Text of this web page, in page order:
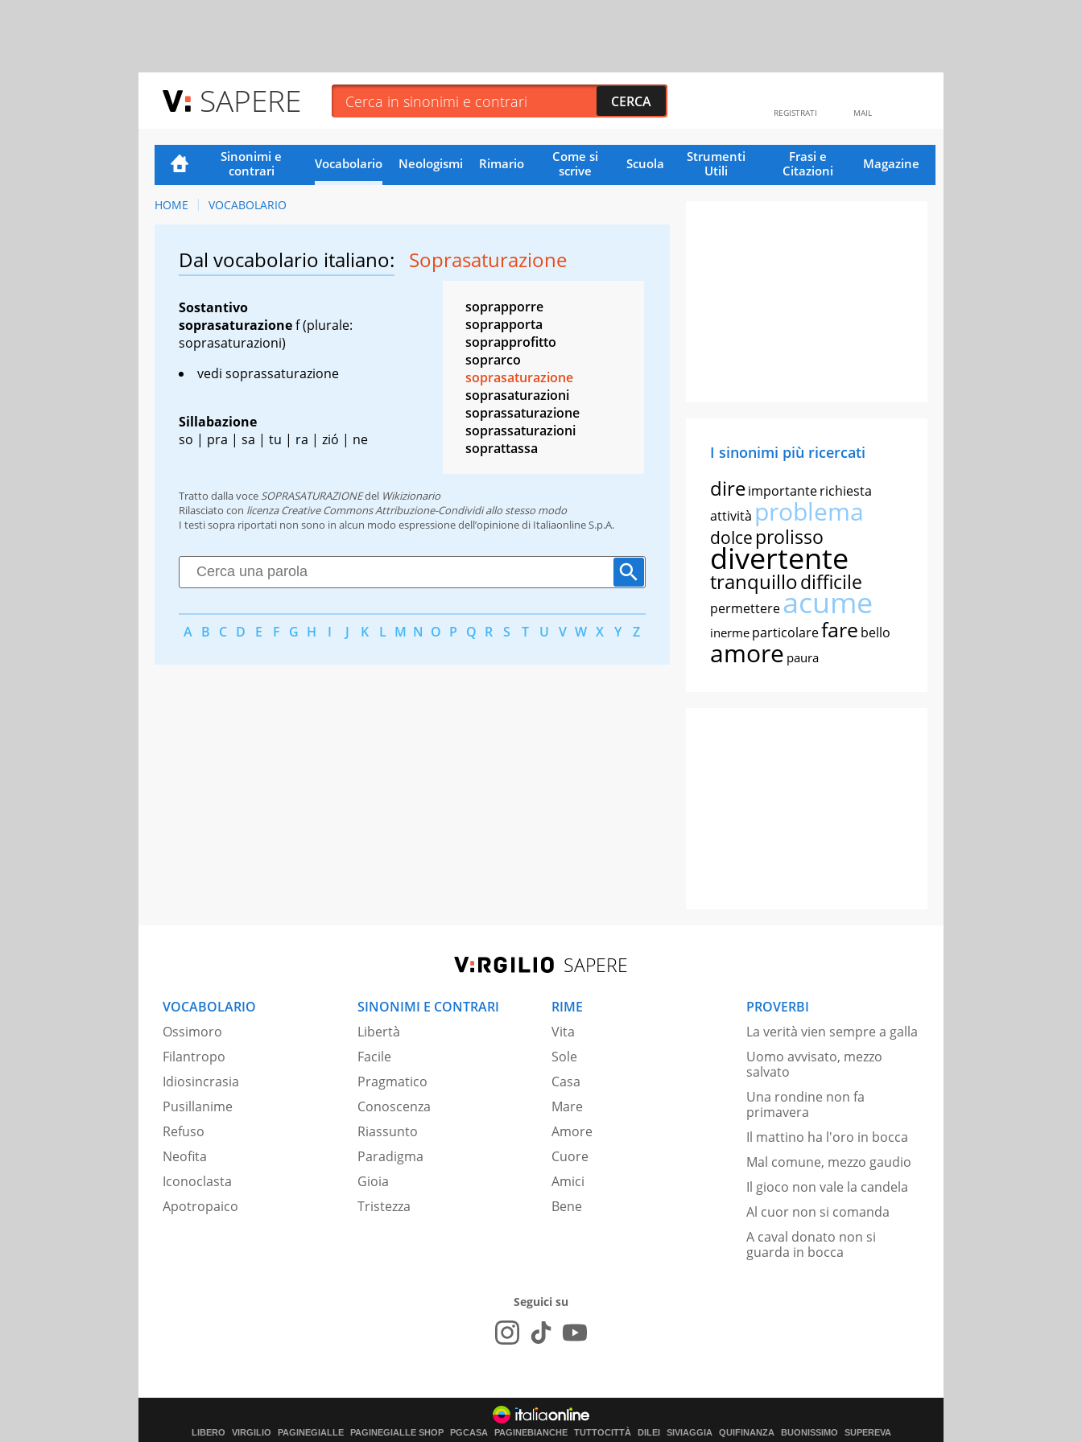
SAPERE MAIL
REGISTRATI
Sinonimi e
contrari
Vocabolario Neologismi Rimario
Come si
scrive
Scuola
Strumenti
Utili
Frasi e
Citazioni
Magazine
HOME VOCABOLARIO
Dal vocabolario italiano: Soprasaturazione
Sostantivo
soprasaturazionef(plurale:
soprasaturazioni)
vedi soprassaturazione
Sillabazione
so | pra | sa | tu | ra | zió | ne
soprapporre
soprapporta
soprapprofitto
soprarco
soprasaturazione
soprasaturazioni
soprassaturazione
soprassaturazioni
soprattassa
Tratto dalla voce SOPRASATURAZIONEdel Wikizionario
Rilasciato con licenza Creative Commons Attribuzione-Condividi allo stesso modo
I testi sopra riportati non sono in alcun modo espressione dell’opinione di Italiaonline S.p.A.
A B C D E F G H I J K L M N O P Q R S T U V W X Y Z
I sinonimi più ricercati
direimportanterichiesta
attività problema
dolce prolisso
divertente
tranquillodifficile
permettereacume
inerme particolarefare bello
amore paura
SAPERE
VOCABOLARIO
Ossimoro
Filantropo
Idiosincrasia
Pusillanime
Refuso
Neofita
Iconoclasta
Apotropaico
SINONIMI E CONTRARI
Libertà
Facile
Pragmatico
Conoscenza
Riassunto
Paradigma
Gioia
Tristezza
RIME
Vita
Sole
Casa
Mare
Amore
Cuore
Amici
Bene
PROVERBI
La verità vien sempre a galla
Uomo avvisato, mezzo
salvato
Una rondine non fa
primavera
Il mattino ha l'oro in bocca
Mal comune, mezzo gaudio
Il gioco non vale la candela
Al cuor non si comanda
A caval donato non si
guarda in bocca
Seguici su
LIBERO VIRGILIO PAGINEGIALLE PAGINEGIALLE SHOP PGCASA PAGINEBIANCHE TUTTOCITTÀ DILEI SIVIAGGIA QUIFINANZA BUONISSIMO SUPEREVA